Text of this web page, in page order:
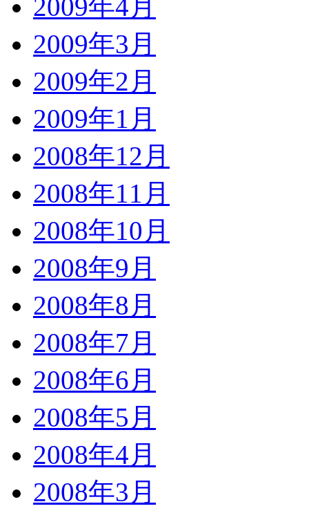
2009年4月
2009年3月
2009年2月
2009年1月
2008年12月
2008年11月
2008年10月
2008年9月
2008年8月
2008年7月
2008年6月
2008年5月
2008年4月
2008年3月